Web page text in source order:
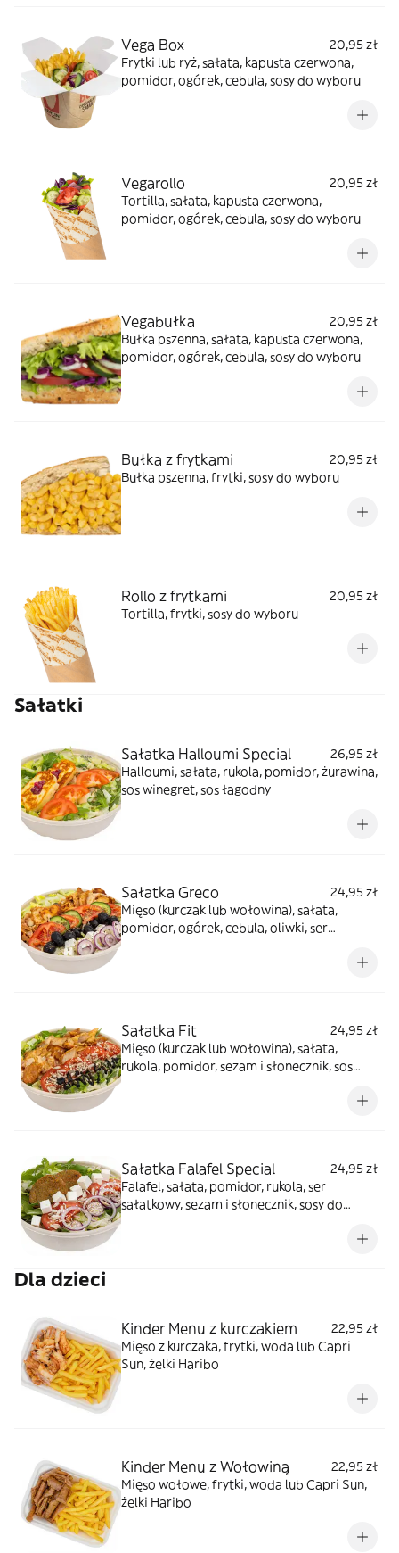
Vega Box
20,95 zł
Frytki lub ryż, sałata, kapusta czerwona,
pomidor, ogórek, cebula, sosy do wyboru
Vegarollo
20,95 zł
Tortilla, sałata, kapusta czerwona,
pomidor, ogórek, cebula, sosy do wyboru
Vegabułka
20,95 zł
Bułka pszenna, sałata, kapusta czerwona,
pomidor, ogórek, cebula, sosy do wyboru
Bułka z frytkami
20,95 zł
Bułka pszenna, frytki, sosy do wyboru
Rollo z frytkami
20,95 zł
Tortilla, frytki, sosy do wyboru
Sałatki
Sałatka Halloumi Special
26,95 zł
Halloumi, sałata, rukola, pomidor, żurawina,
sos winegret, sos łagodny
Sałatka Greco
24,95 zł
Mięso (kurczak lub wołowina), sałata,
pomidor, ogórek, cebula, oliwki, ser
Sałatka Fit
24,95 zł
Mięso (kurczak lub wołowina), sałata,
rukola, pomidor, sezam i słonecznik, sos
Sałatka Falafel Special
24,95 zł
Falafel, sałata, pomidor, rukola, ser
sałatkowy, sezam i słonecznik, sosy do
Dla dzieci
Kinder Menu z kurczakiem
22,95 zł
Mięso z kurczaka, frytki, woda lub Capri
Sun, żelki Haribo
Kinder Menu z Wołowiną
22,95 zł
Mięso wołowe, frytki, woda lub Capri Sun,
żelki Haribo